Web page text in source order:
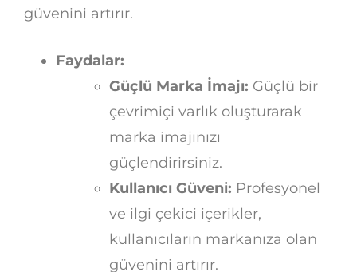
güvenini artırır.
Faydalar:
Güçlü Marka İmajı: Güçlü bir
çevrimiçi varlık oluşturarak
marka imajınızı
güçlendirirsiniz.
Kullanıcı Güveni: Profesyonel
ve ilgi çekici içerikler,
kullanıcıların markanıza olan
güvenini artırır.